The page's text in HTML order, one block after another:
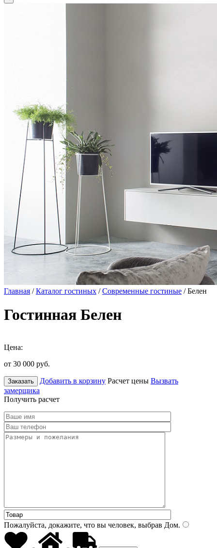
Главная /Каталог гостиных /Современные гостиные / Белен
Гостинная Белен
Цена:
от 30 000 руб.
Заказать Добавить в корзину Расчет цены Вызвать
замерщика
Получить расчет
Пожалуйста, докажите, что вы человек, выбрав Дом.